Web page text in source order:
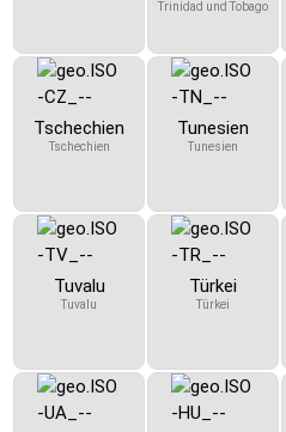
Trinidad und Tobago
Tschechien
Tschechien
Tunesien
Tunesien
Tuvalu
Tuvalu
Türkei
Türkei